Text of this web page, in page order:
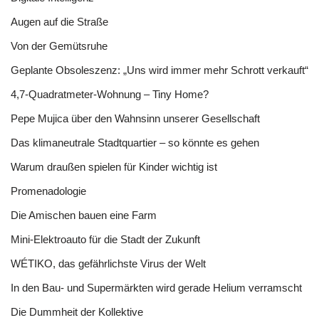
Augen auf die Straße
Von der Gemütsruhe
Geplante Obsoleszenz: „Uns wird immer mehr Schrott verkauft“
4,7-Quadratmeter-Wohnung – Tiny Home?
Pepe Mujica über den Wahnsinn unserer Gesellschaft
Das klimaneutrale Stadtquartier – so könnte es gehen
Warum draußen spielen für Kinder wichtig ist
Promenadologie
Die Amischen bauen eine Farm
Mini-Elektroauto für die Stadt der Zukunft
WÉTIKO, das gefährlichste Virus der Welt
In den Bau- und Supermärkten wird gerade Helium verramscht
Die Dummheit der Kollektive